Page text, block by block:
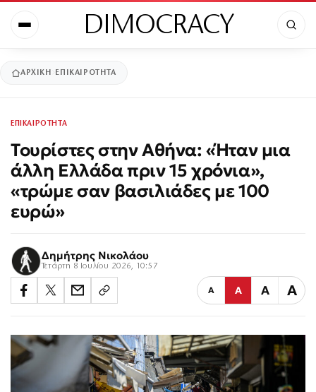
DIMOCRACY
ΑΡΧΙΚΉ ΕΠΙΚΑΙΡΟΤΗΤΑ
ΕΠΙΚΑΙΡΟΤΗΤΑ
Τουρίστες στην Αθήνα: «Ήταν μια
άλλη Ελλάδα πριν 15 χρόνια»,
«τρώμε σαν βασιλιάδες με 100
ευρώ»
Δημήτρης Νικολάου
Τετάρτη 8 Ιουλίου 2026, 10:57
Α Α Α Α